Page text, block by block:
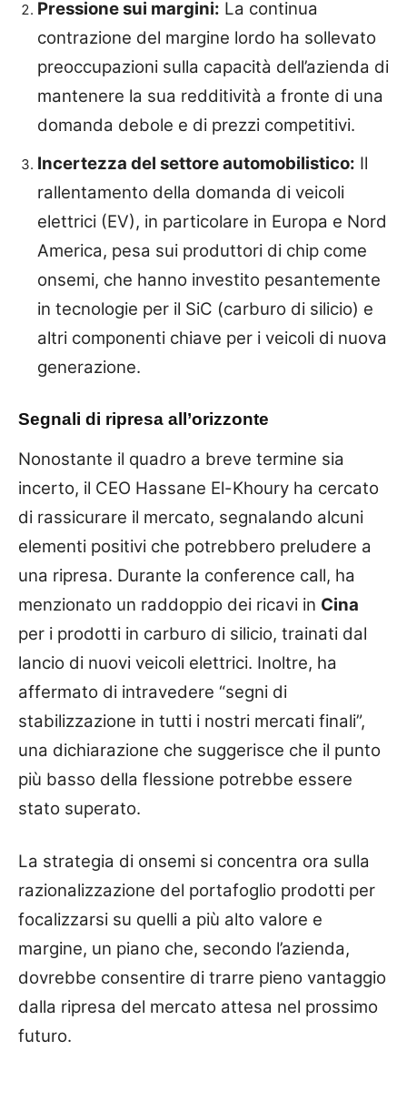
Pressione sui margini: La continua
contrazione del margine lordo ha sollevato
preoccupazioni sulla capacità dell’azienda di
mantenere la sua redditività a fronte di una
domanda debole e di prezzi competitivi.
Incertezza del settore automobilistico: Il
rallentamento della domanda di veicoli
elettrici (EV), in particolare in Europa e Nord
America, pesa sui produttori di chip come
onsemi, che hanno investito pesantemente
in tecnologie per il SiC (carburo di silicio) e
altri componenti chiave per i veicoli di nuova
generazione.
Segnali di ripresa all’orizzonte
Nonostante il quadro a breve termine sia
incerto, il CEO Hassane El-Khoury ha cercato
di rassicurare il mercato, segnalando alcuni
elementi positivi che potrebbero preludere a
una ripresa. Durante la conference call, ha
menzionato un raddoppio dei ricavi in Cina
per i prodotti in carburo di silicio, trainati dal
lancio di nuovi veicoli elettrici. Inoltre, ha
affermato di intravedere “segni di
stabilizzazione in tutti i nostri mercati finali”,
una dichiarazione che suggerisce che il punto
più basso della flessione potrebbe essere
stato superato.
La strategia di onsemi si concentra ora sulla
razionalizzazione del portafoglio prodotti per
focalizzarsi su quelli a più alto valore e
margine, un piano che, secondo l’azienda,
dovrebbe consentire di trarre pieno vantaggio
dalla ripresa del mercato attesa nel prossimo
futuro.